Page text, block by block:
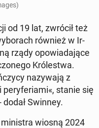
od 19 lat, zwrócił też
również w Ir­
rządy opowiada­jące
Królest­wa.
nazy­wa­ją z
stanie się
Swinney.
wiosną 2024